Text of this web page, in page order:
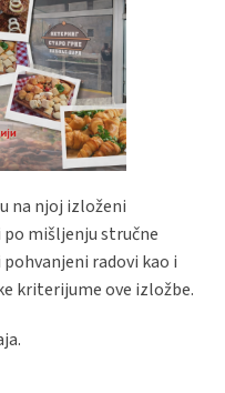
na njoj izloženi
mišljenju stručne
radovi kao i
kriterijume ove izložbe.